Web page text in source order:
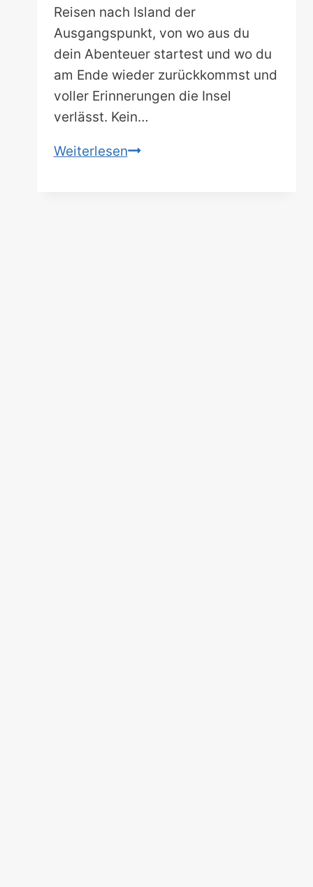
Reisen nach Island der
Ausgangspunkt, von wo aus du
dein Abenteuer startest und wo du
am Ende wieder zurückkommst und
voller Erinnerungen die Insel
verlässt. Kein…
WeiterlesenEin